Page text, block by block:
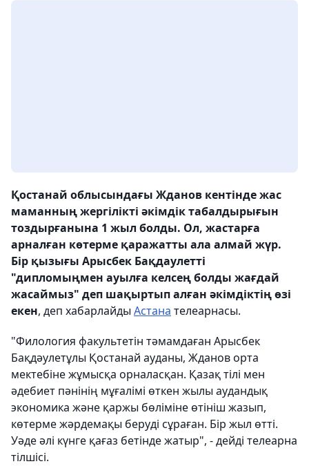
Қостанай облысындағы Жданов кентінде жас
маманның жергілікті әкімдік табалдырығын
тоздырғанына 1 жыл болды. Ол, жастарға
арналған көтерме қаражатты ала алмай жүр.
Бір қызығы Арысбек Бақдаулетті
"дипломыңмен ауылға келсең болды жағдай
жасаймыз" деп шақыртып алған әкімдіктің өзі
екен, деп хабарлайды Астана телеарнасы.
"Филология факультетін тәмамдаған Арысбек
Бақдәулетұлы Қостанай ауданы, Жданов орта
мектебіне жұмысқа орналасқан. Қазақ тілі мен
әдебиет пәнінің мұғалімі өткен жылы аудандық
экономика және қаржы бөліміне өтініш жазып,
көтерме жәрдемақы беруді сұраған. Бір жыл өтті.
Уәде әлі күнге қағаз бетінде жатыр", - дейді телеарна
тілшісі.